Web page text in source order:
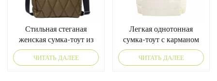
Стильная стеганая
женская сумка-тоут из
пуховика, легкая и
модная
ЧИТАТЬ ДАЛЕЕ
Легкая однотонная
сумка-тоут с карманом
для бутылки с водой
ЧИТАТЬ ДАЛЕЕ